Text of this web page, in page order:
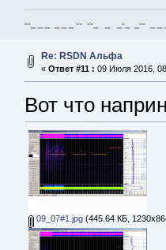
--_ _ _ _ _ _ -- --_ _ _-_ _-- _ _
Re: RSDN Альфа
« Ответ #11 : 09 Июля 2016,
Вот что
09_07#1.jpg(445.64 КБ,